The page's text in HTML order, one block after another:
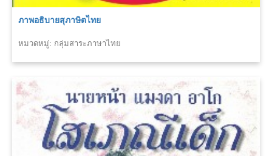
ภาพอธิบายสุภาษิตไทย
หมวดหมู่: กลุ่มสาระภาษาไทย